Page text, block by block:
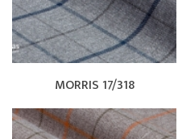
MORRIS 17/318